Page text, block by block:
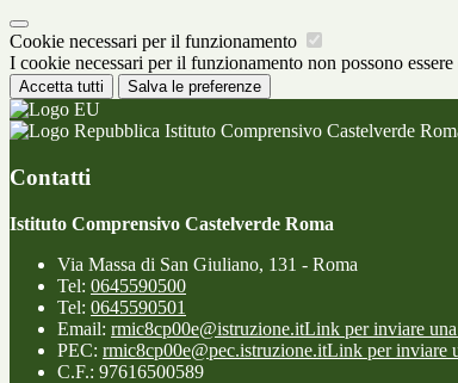
Cookie necessari per il funzionamento
I cookie necessari per il funzionamento non possono
Accetta tutti Salva le preferenze
Istituto Comprensivo Castelverde
Contatti
Istituto Comprensivo Castelverde Roma
Via Massa di San Giuliano, 131 - Roma
Tel: 0645590500
Tel: 0645590501
Email: rmic8cp00e@istruzione.itLink per inviare
PEC: rmic8cp00e@pec.istruzione.itLink per inviare
C.F.: 97616500589